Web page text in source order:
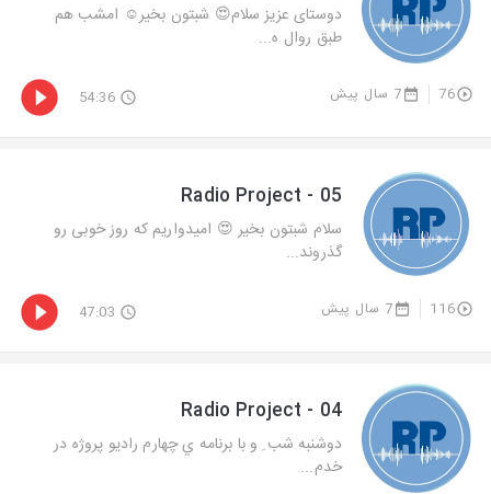
دوستاى عزيز سلام😍 شبتون بخير☺️ امشب هم
طبق روال ه...
76 7 سال پیش 54:36
Radio Project - 05
سلام شبتون بخير 😍 اميدواريم كه روز خوبى رو
گذروند...
116 7 سال پیش 47:03
Radio Project - 04
دوشنبه شب ِ و با برنامه ي چهارم راديو پروژه در
خدم...